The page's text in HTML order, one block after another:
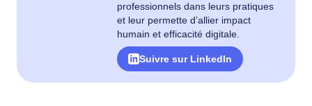
professionnels dans leurs pratiques
et leur permette d’allier impact
humain et efficacité digitale.
Suivre sur LinkedIn